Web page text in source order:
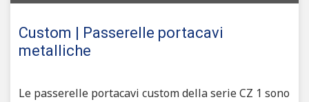
Custom | Passerelle portacavi
metalliche
Le passerelle portacavi custom della serie CZ 1 sono